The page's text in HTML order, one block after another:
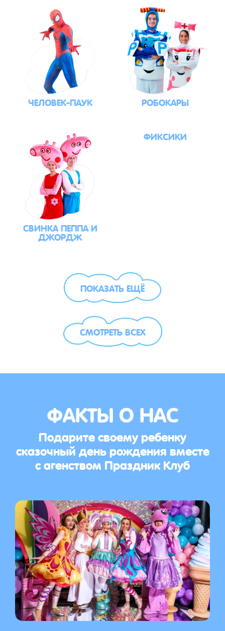
ЧЕЛОВЕК-ПАУК РОБОКАРЫ
СВИНКА ПЕППА И
ДЖОРДЖ
ФИКСИКИ
ПОКАЗАТЬ ЕЩЁ
СМОТРЕТЬ ВСЕХ
ФАКТЫ О НАС
Подарите своему ребенку
сказочный день рождения вместе
с агенством Праздник Клуб